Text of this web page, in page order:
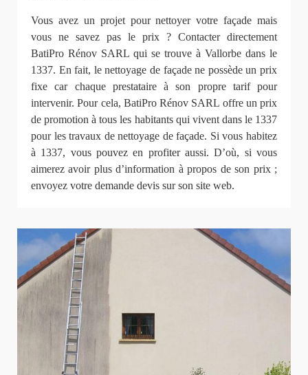
Vous avez un projet pour nettoyer votre façade mais
vous ne savez pas le prix ? Contacter directement
BatiPro Rénov SARL qui se trouve à Vallorbe dans le
1337. En fait, le nettoyage de façade ne possède un prix
fixe car chaque prestataire à son propre tarif pour
intervenir. Pour cela, BatiPro Rénov SARL offre un prix
de promotion à tous les habitants qui vivent dans le 1337
pour les travaux de nettoyage de façade. Si vous habitez
à 1337, vous pouvez en profiter aussi. D’où, si vous
aimerez avoir plus d’information à propos de son prix ;
envoyez votre demande devis sur son site web.